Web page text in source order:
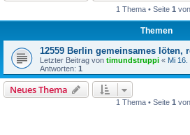
1 Thema • Seite 1 von
Themen
12559 Berlin gemeinsames löten,
Letzter Beitrag von timundstruppi « Mi 16.
Antworten: 1
Neues Thema
1 Thema • Seite 1 von